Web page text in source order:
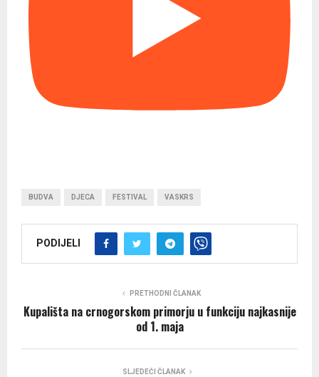
BUDVA DJECA FESTIVAL VASKRS
PODIJELI
PRETHODNI ČLANAK
Kupališta na crnogorskom primorju u funkciju najkasnije
od 1. maja
SLJEDEĆI ČLANAK